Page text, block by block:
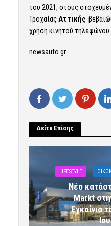
του 2021, στους
ΤροχαίαςΑττικής
χρήση κινητού τηλεφώνου.
newsauto.gr
Δείτε Επίσης
LIFESTYLE
Νέο
Markt
Εγκαίνια